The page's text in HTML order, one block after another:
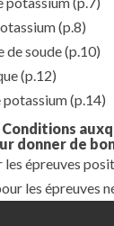
(p.8)
de soude(p.10)
(p.12)
potassium(p.14)
Conditions
donner de
les épreuves
les épreuves